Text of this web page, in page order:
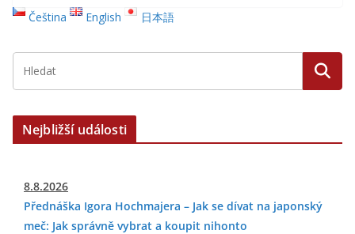
Čeština English 日本語
Nejbližší události
8.8.2026
Přednáška Igora Hochmajera – Jak se dívat na japonský
meč: Jak správně vybrat a koupit nihonto